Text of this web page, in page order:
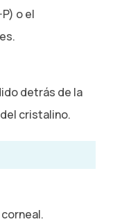
o el
detrás de la
cristalino.